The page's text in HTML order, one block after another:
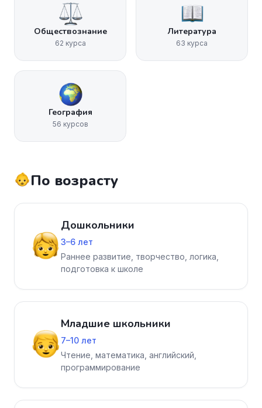
Обществознание
62 курса
Литература
63 курса
География
56 курсов
По возрасту
Дошкольники
3–6 лет
Раннее развитие, творчество, логика,
подготовка к школе
Младшие школьники
7–10 лет
Чтение, математика, английский,
программирование